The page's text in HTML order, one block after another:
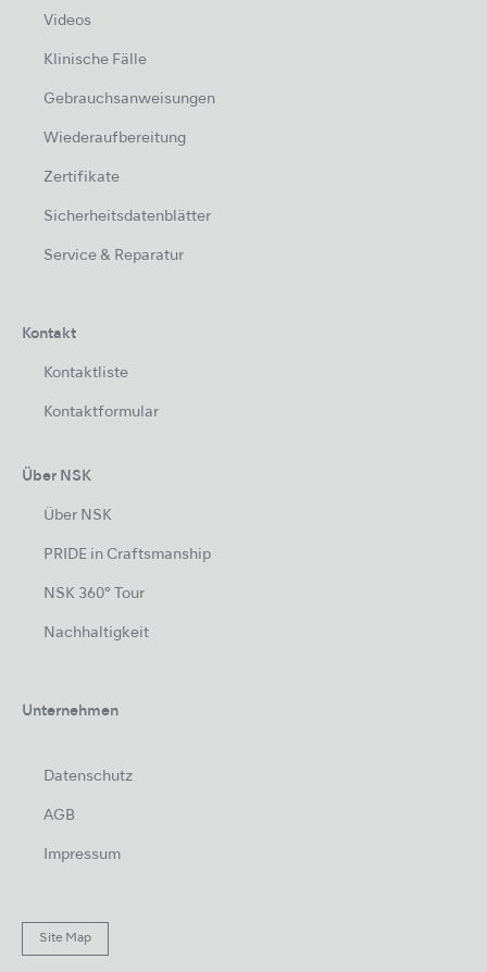
Videos
Klinische Fälle
Gebrauchsanweisungen
Wiederaufbereitung
Zertifikate
Sicherheitsdatenblätter
Service & Reparatur
Kontakt
Kontaktliste
Kontaktformular
Über NSK
Über NSK
PRIDE in Craftsmanship
NSK 360° Tour
Nachhaltigkeit
Unternehmen
Datenschutz
AGB
Impressum
Site Map